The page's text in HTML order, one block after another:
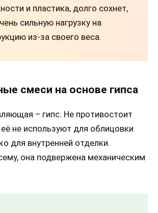
и пластика, долго сохнет,
сильную нагрузку на
из-за своего веса.
смеси на основе гипса
– гипс. Не противостоит
не используют для облицовки
для внутренней отделки.
она подвержена механическим